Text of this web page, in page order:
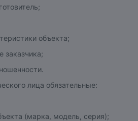
объекта;
заказчика;
лица обязательные:
(марка, модель, серия);